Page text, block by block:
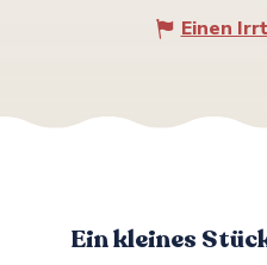
Einen
Ein kleines